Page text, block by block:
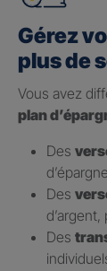
Gérez
plus de
Vous avez
plan
Des
Des
Des